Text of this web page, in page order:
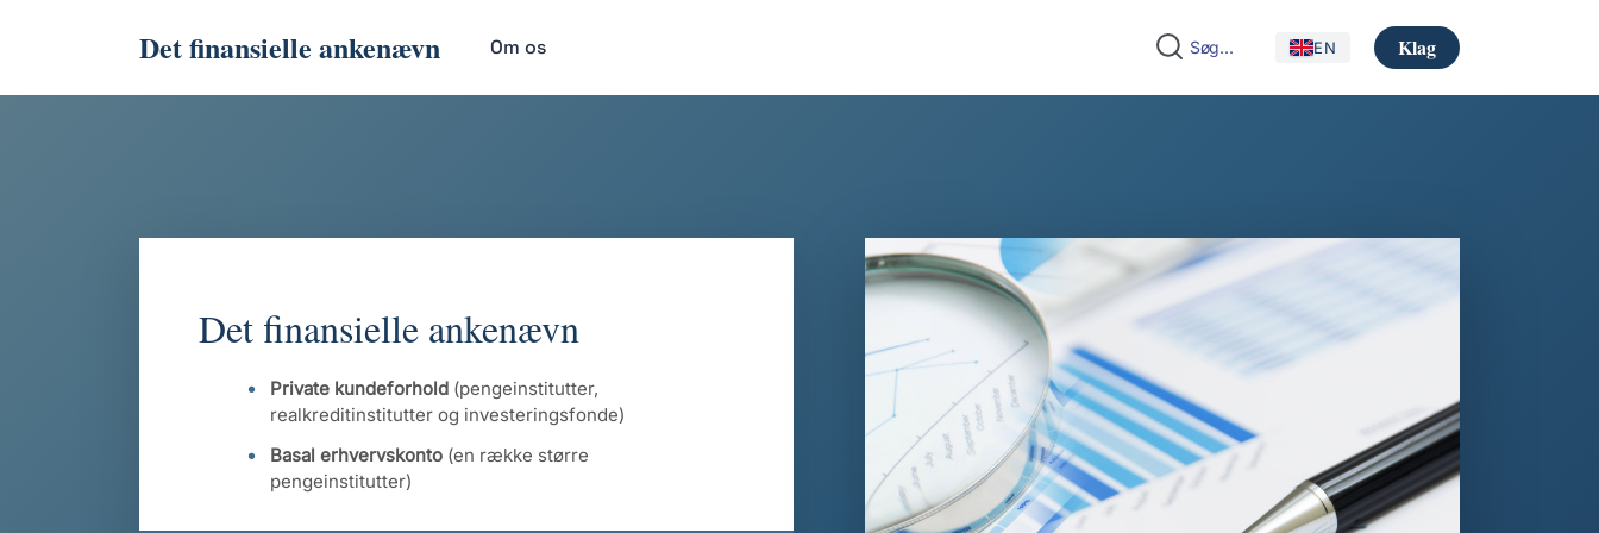
Det finansielle ankenævn Om os EN Klag
Det finansielle ankenævn
Private kundeforhold (pengeinstitutter,
realkreditinstitutter og investeringsfonde)
Basal erhvervskonto (en række større
pengeinstitutter)